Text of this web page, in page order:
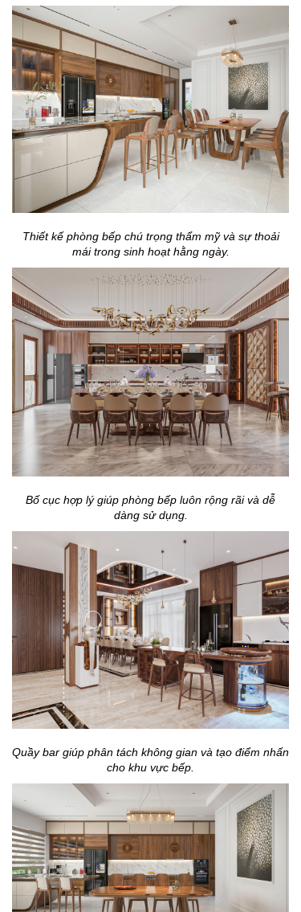
Thiết kế phòng bếp chú trọng thẩm mỹ và sự thoải
mái trong sinh hoạt hằng ngày.
Bố cục hợp lý giúp phòng bếp luôn rộng rãi và dễ
dàng sử dụng.
Quầy bar giúp phân tách không gian và tạo điểm nhấn
cho khu vực bếp.